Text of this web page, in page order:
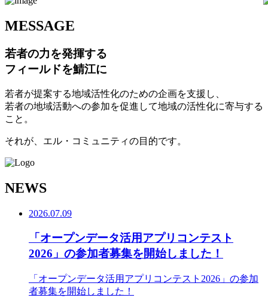
MESSAGE
若者の力を発揮する
フィールドを鯖江に
若者が提案する地域活性化のための企画を支援し、
若者の地域活動への参加を促進して地域の活性化に寄与する
こと。
それが、エル・コミュニティの目的です。
NEWS
2026.07.09
「オープンデータ活用アプリコンテスト
2026」の参加者募集を開始しました！
「オープンデータ活用アプリコンテスト2026」の参加
者募集を開始しました！